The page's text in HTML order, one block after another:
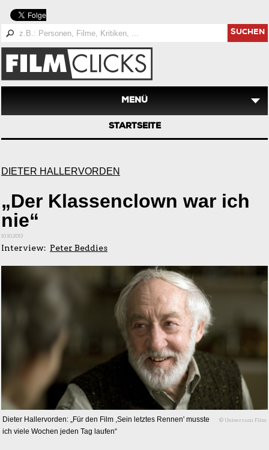
SUCHEN
MENÜ
STARTSEITE
DIETER HALLERVORDEN
„Der Klassenclown war ich
nie“
10.10.2013
Interview: Peter Beddies
Dieter Hallervorden: „Für den Film ,Sein letztes Rennen' musste
ich viele Wochen jeden Tag laufen“
© Universum Film